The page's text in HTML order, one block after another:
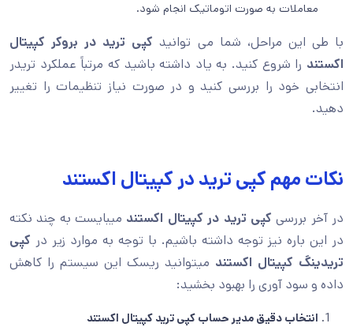
معاملات به صورت اتوماتیک انجام شود.
با طی این مراحل، شما می توانید کپی ترید در بروکر کپیتال
اکستند را شروع کنید. به یاد داشته باشید که مرتباً عملکرد تریدر
انتخابی خود را بررسی کنید و در صورت نیاز تنظیمات را تغییر
دهید.
نکات مهم کپی ترید در کپیتال اکستند
در آخر بررسیکپی ترید در کپیتال اکستند میبایست به چند نکته
در این باره نیز توجه داشته باشیم. با توجه به موارد زیر در کپی
تریدینگ کپیتال اکستند میتوانید ریسک این سیستم را کاهش
داده و سود آوری را بهبود بخشید:
انتخاب دقیق مدیر حساب کپی ترید کپیتال اکستند